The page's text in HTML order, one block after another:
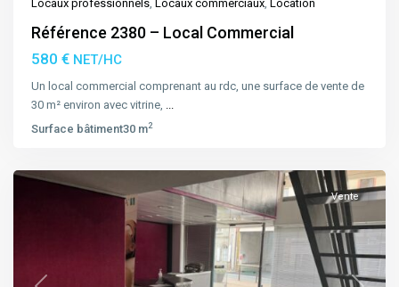
Locaux professionnels Locaux commerciaux Location
Référence 2380 – Local Commercial
580 € NET/HC
Un local commercial comprenant au rdc, une surface de vente de
30 m² environ avec vitrine,
Surface bâtiment30 m2
Vente